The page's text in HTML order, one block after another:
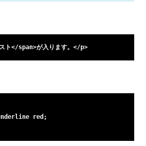
ト</span>が入ります。</p>